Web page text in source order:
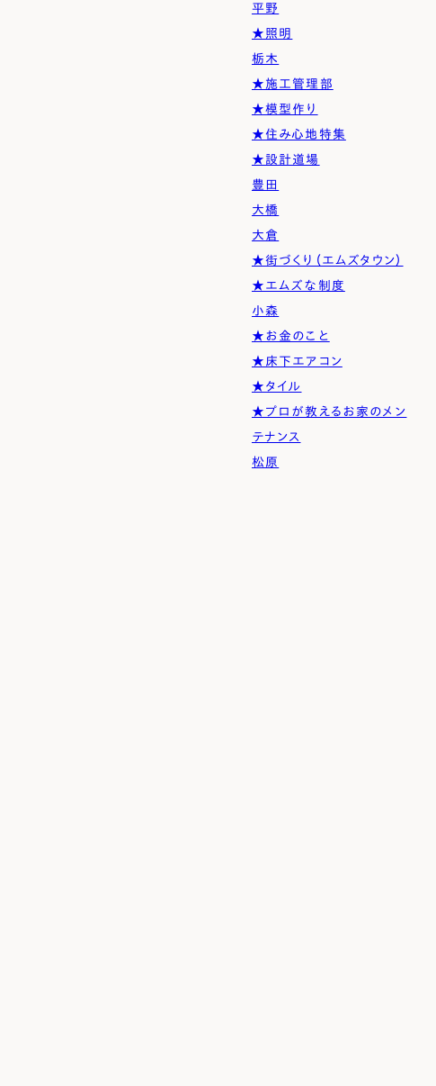
平野
★照明
栃木
★施工管理部
★模型作り
★住み心地特集
★設計道場
豊田
大橋
大倉
★街づくり（エムズタウン）
★エムズな制度
小森
★お金のこと
★床下エアコン
★タイル
★プロが教えるお家のメン
テナンス
松原